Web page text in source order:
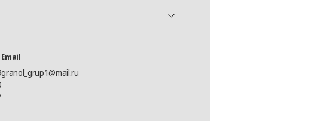
Email
granol_grup1@mail.ru